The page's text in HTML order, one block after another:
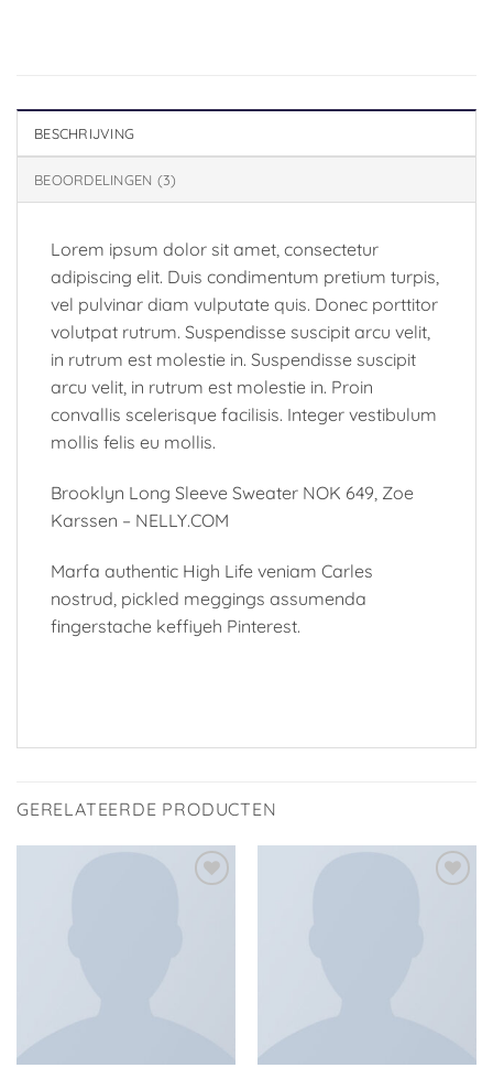
BESCHRIJVING
BEOORDELINGEN (3)
Lorem ipsum dolor sit amet, consectetur
adipiscing elit. Duis condimentum pretium turpis,
vel pulvinar diam vulputate quis. Donec porttitor
volutpat rutrum. Suspendisse suscipit arcu velit,
in rutrum est molestie in. Suspendisse suscipit
arcu velit, in rutrum est molestie in. Proin
convallis scelerisque facilisis. Integer vestibulum
mollis felis eu mollis.
Brooklyn Long Sleeve Sweater NOK 649, Zoe
Karssen – NELLY.COM
Marfa authentic High Life veniam Carles
nostrud, pickled meggings assumenda
fingerstache keffiyeh Pinterest.
GERELATEERDE PRODUCTEN